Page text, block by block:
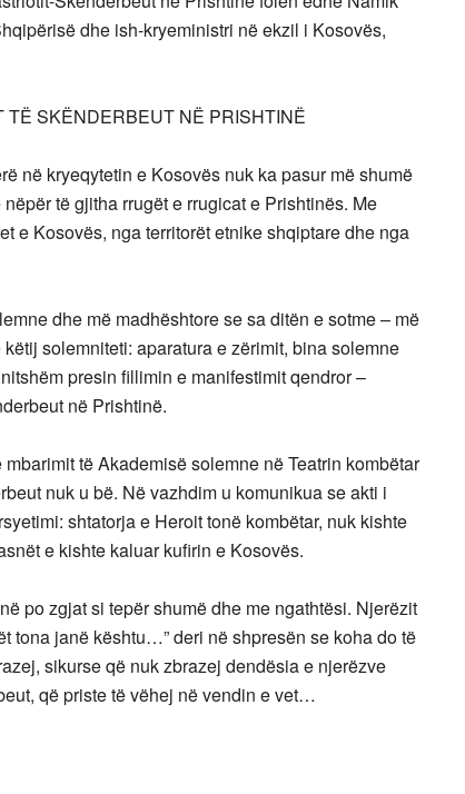
dhe ish-kryeministri në ekzil i Kosovës,
TË SKËNDERBEUT NË PRISHTINË
në kryeqytetin e Kosovës nuk ka pasur më shumë
të gjitha rrugët e rrugicat e Prishtinës. Me
e Kosovës, nga territorët etnike shqiptare dhe nga
dhe më madhështore se sa ditën e sotme – më
solemniteti: aparatura e zërimit, bina solemne
presin fillimin e manifestimit qendror –
në Prishtinë.
të Akademisë solemne në Teatrin kombëtar
nuk u bë. Në vazhdim u komunikua se akti i
shtatorja e Heroit tonë kombëtar, nuk kishte
e kishte kaluar kufirin e Kosovës.
po zgjat si tepër shumë dhe me ngathtësi. Njerëzit
tona janë kështu…” deri në shpresën se koha do të
sikurse që nuk zbrazej dendësia e njerëzve
që priste të vëhej në vendin e vet…